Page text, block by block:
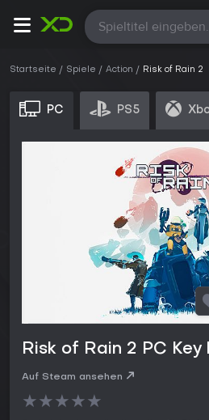
Alle
Startseite Spiele Action Risk of Rain 2
PC PS5
Risk of Rain 2 PC Key
Auf Steam ansehen
★★★★★